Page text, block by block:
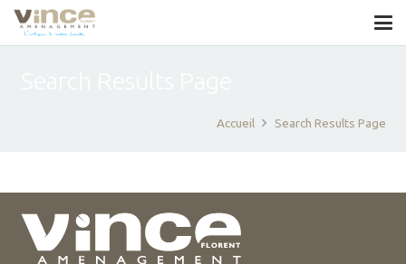
Accueil Search Results Page